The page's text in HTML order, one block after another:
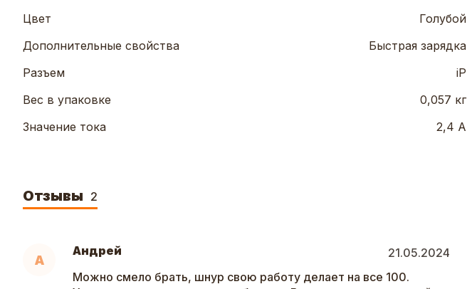
Цвет
Голубой
Дополнительные свойства
Быстрая зарядка
Разъем
iP
Вес в упаковке
0,057 кг
Значение тока
2,4 А
Отзывы 2
А
Андрей
21.05.2024
Можно смело брать, шнур свою работу делает на все 100.